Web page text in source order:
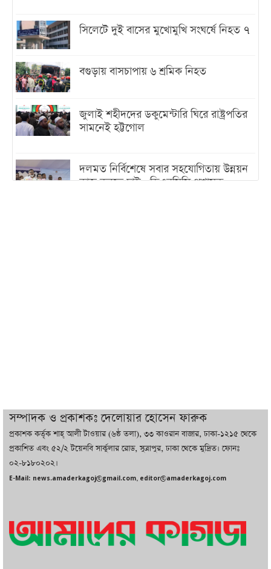
সিলেটে দুই বাসের মুখোমুখি সংঘর্ষে নিহত ৭
বগুড়ায় বাসচাপায় ৬ শ্রমিক নিহত
জুলাই শহীদদের ডকুমেন্টারি ঘিরে রাষ্ট্রপতির
সামনেই হট্টগোল
দলমত নির্বিশেষে সবার সহযোগিতায় উন্নয়ন
কাজ করতে চাই : ডিএনসিসি প্রশাসক
বাজারে কাঁচা মরিচে ‘আগুন’, ‘এত দাম তো
আগে দেখিনি’
সম্পাদক ও প্রকাশকঃ দেলোয়ার হোসেন ফারুক
প্রকাশক কর্তৃক শাহ্ আলী টাওয়ার (৬ষ্ঠ তলা), ৩৩ কাওরান বাজার, ঢাকা-১২১৫ থেকে
প্রকাশিত এবং ৫২/২ টয়েনবি সার্কুলার রোড, সুত্রাপুর, ঢাকা থেকে মুদ্রিত। ফোনঃ
০২-৮১৮০২০২।
E-Mail: news.amaderkagoj@gmail.com, editor@amaderkagoj.com